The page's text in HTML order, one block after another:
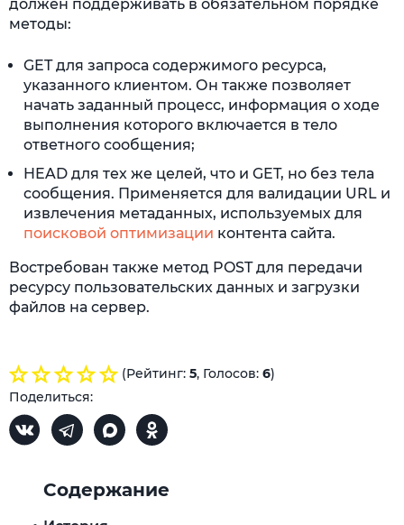
должен поддерживать в обязательном порядке
методы:
GET для запроса содержимого ресурса,
указанного клиентом. Он также позволяет
начать заданный процесс, информация о ходе
выполнения которого включается в тело
ответного сообщения;
HEAD для тех же целей, что и GET, но без тела
сообщения. Применяется для валидации URL и
извлечения метаданных, используемых для
поисковой оптимизации контента сайта.
Востребован также метод POST для передачи
ресурсу пользовательских данных и загрузки
файлов на сервер.
(Рейтинг: 5, Голосов: 6)
Поделиться:
Содержание